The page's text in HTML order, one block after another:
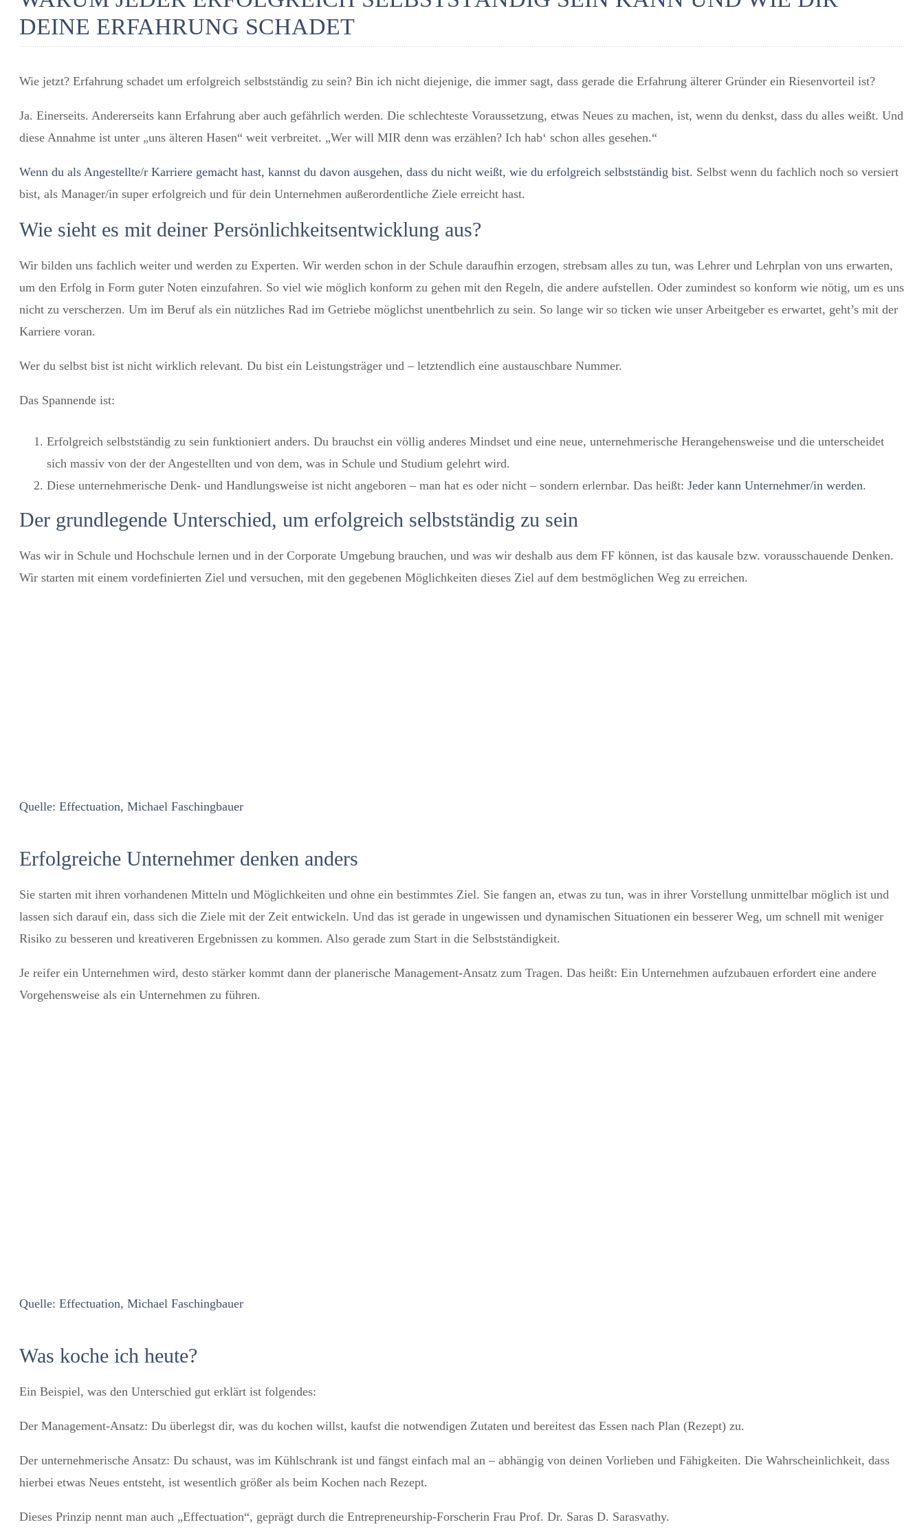
DEINE ERFAHRUNG SCHADET
Wie jetzt? Erfahrung schadet um erfolgreich selbstständig zu sein? Bin ich nicht diejenige, die immer sagt, dass gerade die Erfahrung älterer Gründer ein Riesenvorteil ist?
Ja. Einerseits. Andererseits kann Erfahrung aber auch gefährlich werden. Die schlechteste Voraussetzung, etwas Neues zu machen, ist, wenn du denkst, dass du alles weißt. Und
diese Annahme ist unter „uns älteren Hasen“ weit verbreitet. „Wer will MIR denn was erzählen? Ich hab‘ schon alles gesehen.“
Wenn du als Angestellte/r Karriere gemacht hast, kannst du davon ausgehen, dass du nicht weißt, wie du erfolgreich selbstständig bist. Selbst wenn du fachlich noch so versiert
bist, als Manager/in super erfolgreich und für dein Unternehmen außerordentliche Ziele erreicht hast.
Wie sieht es mit deiner Persönlichkeitsentwicklung aus?
Wir bilden uns fachlich weiter und werden zu Experten. Wir werden schon in der Schule daraufhin erzogen, strebsam alles zu tun, was Lehrer und Lehrplan von uns erwarten,
um den Erfolg in Form guter Noten einzufahren. So viel wie möglich konform zu gehen mit den Regeln, die andere aufstellen. Oder zumindest so konform wie nötig, um es uns
nicht zu verscherzen. Um im Beruf als ein nützliches Rad im Getriebe möglichst unentbehrlich zu sein. So lange wir so ticken wie unser Arbeitgeber es erwartet, geht’s mit der
Karriere voran.
Wer du selbst bist ist nicht wirklich relevant. Du bist ein Leistungsträger und – letztendlich eine austauschbare Nummer.
Das Spannende ist:
Erfolgreich selbstständig zu sein funktioniert anders. Du brauchst ein völlig anderes Mindset und eine neue, unternehmerische Herangehensweise und die unterscheidet
sich massiv von der der Angestellten und von dem, was in Schule und Studium gelehrt wird.
Diese unternehmerische Denk- und Handlungsweise ist nicht angeboren – man hat es oder nicht – sondern erlernbar. Das heißt: Jeder kann Unternehmer/in werden.
Der grundlegende Unterschied, um erfolgreich selbstständig zu sein
Was wir in Schule und Hochschule lernen und in der Corporate Umgebung brauchen, und was wir deshalb aus dem FF können, ist das kausale bzw. vorausschauende Denken.
Wir starten mit einem vordefinierten Ziel und versuchen, mit den gegebenen Möglichkeiten dieses Ziel auf dem bestmöglichen Weg zu erreichen.
Quelle: Effectuation, Michael Faschingbauer
Erfolgreiche Unternehmer denken anders
Sie starten mit ihren vorhandenen Mitteln und Möglichkeiten und ohne ein bestimmtes Ziel. Sie fangen an, etwas zu tun, was in ihrer Vorstellung unmittelbar möglich ist und
lassen sich darauf ein, dass sich die Ziele mit der Zeit entwickeln. Und das ist gerade in ungewissen und dynamischen Situationen ein besserer Weg, um schnell mit weniger
Risiko zu besseren und kreativeren Ergebnissen zu kommen. Also gerade zum Start in die Selbstständigkeit.
Je reifer ein Unternehmen wird, desto stärker kommt dann der planerische Management-Ansatz zum Tragen. Das heißt: Ein Unternehmen aufzubauen erfordert eine andere
Vorgehensweise als ein Unternehmen zu führen.
Quelle: Effectuation, Michael Faschingbauer
Was koche ich heute?
Ein Beispiel, was den Unterschied gut erklärt ist folgendes:
Der Management-Ansatz: Du überlegst dir, was du kochen willst, kaufst die notwendigen Zutaten und bereitest das Essen nach Plan (Rezept) zu.
Der unternehmerische Ansatz: Du schaust, was im Kühlschrank ist und fängst einfach mal an – abhängig von deinen Vorlieben und Fähigkeiten. Die Wahrscheinlichkeit, dass
hierbei etwas Neues entsteht, ist wesentlich größer als beim Kochen nach Rezept.
Dieses Prinzip nennt man auch „Effectuation“, geprägt durch die Entrepreneurship-Forscherin Frau Prof. Dr. Saras D. Sarasvathy.